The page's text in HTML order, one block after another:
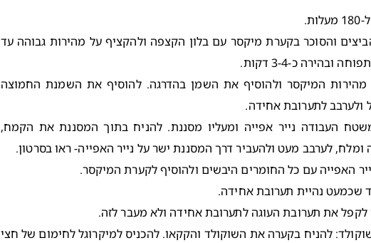
והסוכר בקערת מיקסר עם בלון הקצפה ולהקציף על מהירות גבוהה עד
ובהירה כ-3-4 דקות.
המיקסר ולהוסיף את השמן בהדרגה. להוסיף את השמנת החמוצה
ולערבב לתערובת אחידה.
העבודה נייר אפייה ומעליו מסננת. להניח בתוך המסננת את הקמח,
לערבב מעט ולהעביר דרך המסננת ישר על נייר האפייה- ראו בסרטון.
האפייה עם כל החומרים היבשים ולהוסיף לקערת המיקסר.
שכמעט נהיית תערובת אחידה.
לקפל את תערובת העוגה לתערובת אחידה ולא מעבר לזה.
להניח בקערה את השוקולד והקקאו. להכניס למיקרוגל לחימום של חצי